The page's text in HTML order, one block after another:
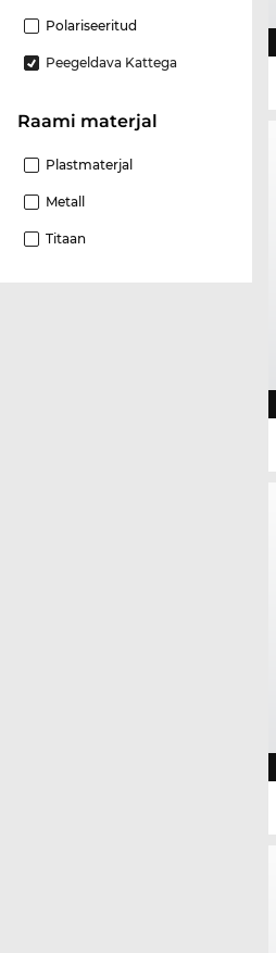
Polariseeritud
Peegeldava Kattega
Raami materjal
Plastmaterjal
Metall
Titaan